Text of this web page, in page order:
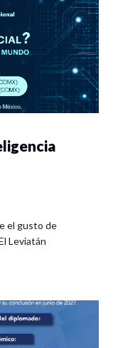
el gusto de
Leviatán